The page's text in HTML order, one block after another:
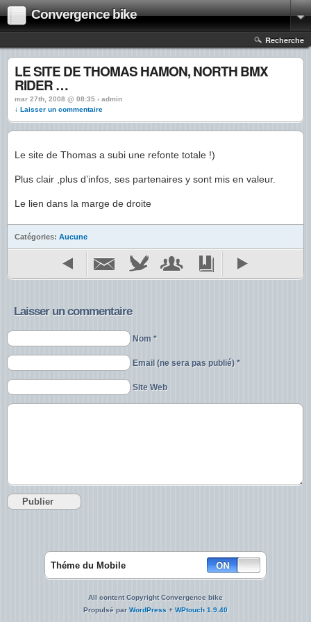
Convergence bike
Recherche
LE SITE DE THOMAS HAMON, NORTH BMX
RIDER …
mar 27th, 2008 @ 08:35 › admin
↓ Laisser un commentaire
Le site de Thomas a subi une refonte totale !)
Plus clair ,plus d’infos, ses partenaires y sont mis en valeur.
Le lien dans la marge de droite
Catégories: Aucune
Laisser un commentaire
Nom *
Email (ne sera pas publié) *
Site Web
Théme du Mobile
All content Copyright Convergence bike
Propulsé parWordPress + WPtouch 1.9.40